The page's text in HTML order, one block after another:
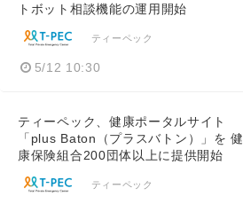
トボット相談機能の運用開始
ティーペック
5/12 10:30
ティーペック、健康ポータルサイト
「plus Baton（プラスバトン）」を 健
康保険組合200団体以上に提供開始
ティーペック